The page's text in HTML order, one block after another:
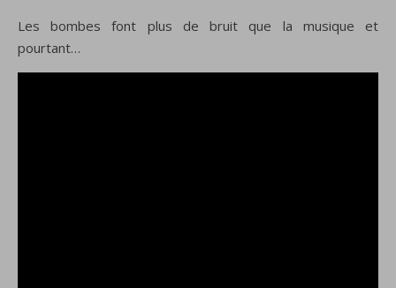
Les bombes font plus de bruit que la musique et
pourtant…